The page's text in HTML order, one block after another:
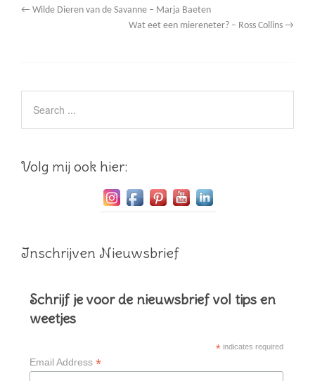
← Wilde Dieren van de Savanne – Marja Baeten
Wat eet een miereneter? – Ross Collins →
Volg mij ook hier:
Inschrijven Nieuwsbrief
Schrijf je voor de nieuwsbrief vol tips en
weetjes
*indicates required
Email Address *